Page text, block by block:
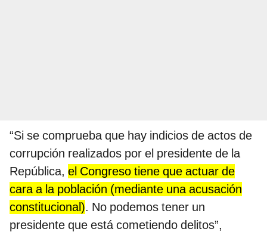
“Si se comprueba que hay indicios de actos de
corrupción realizados por el presidente de la
República, el Congreso tiene que actuar de
cara a la población (mediante una acusación
constitucional). No podemos tener un
presidente que está cometiendo delitos”,